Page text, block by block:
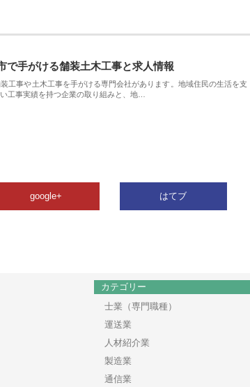
で手がける舗装土木工事と求人情報
工事や土木工事を手がける専門会社があります。地域住民の生活を支
工事実績を持つ企業の取り組みと、地…
google+ はてブ
カテゴリー
士業（専門職種）
運送業
人材紹介業
製造業
通信業